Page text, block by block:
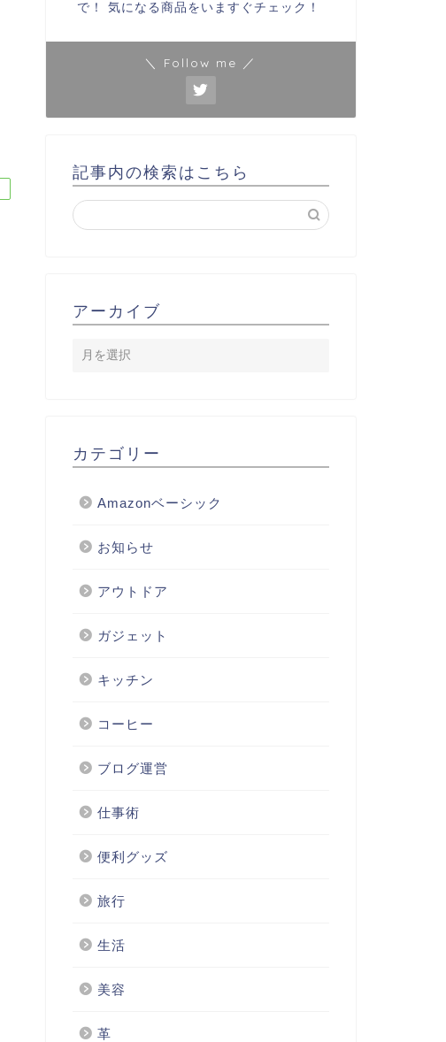
で！ 気になる商品をいますぐチェック！
＼ Follow me ／
記事内の検索はこちら
アーカイブ
カテゴリー
Amazonベーシック
お知らせ
アウトドア
ガジェット
キッチン
コーヒー
ブログ運営
仕事術
便利グッズ
旅行
生活
美容
革